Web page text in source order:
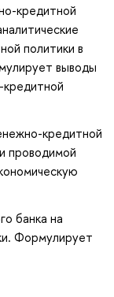
кредитной
политики в
выводы
кредитной
проводимой
банка на
Формулирует